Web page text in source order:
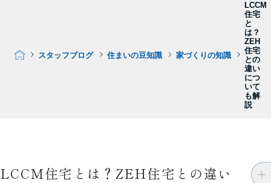
スタッフブログ 住まいの豆知識 家づくりの知識
LCCM
住宅
と
は？
ZEH
住宅
との
違い
につ
いて
も解
説
LCCM住宅とは？ZEH住宅との違い